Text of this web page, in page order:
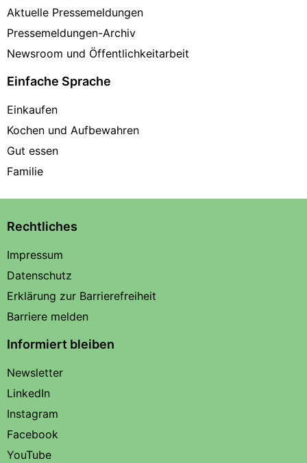
Aktuelle Pressemeldungen
Pressemeldungen-Archiv
Newsroom und Öffentlichkeitarbeit
Einfache Sprache
Einkaufen
Kochen und Aufbewahren
Gut essen
Familie
Rechtliches
Impressum
Datenschutz
Erklärung zur Barrierefreiheit
Barriere melden
Informiert bleiben
Newsletter
LinkedIn
Instagram
Facebook
YouTube